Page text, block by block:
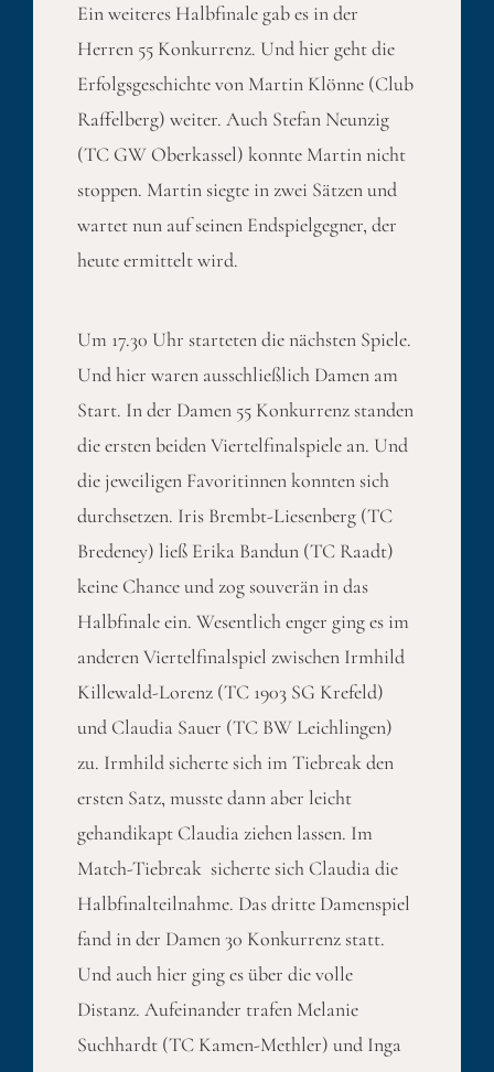
Ein weiteres Halbfinale gab es in der
Herren 55 Konkurrenz. Und hier geht die
Erfolgsgeschichte von Martin Klönne (Club
Raffelberg) weiter. Auch Stefan Neunzig
(TC GW Oberkassel) konnte Martin nicht
stoppen. Martin siegte in zwei Sätzen und
wartet nun auf seinen Endspielgegner, der
heute ermittelt wird.
Um 17.30 Uhr starteten die nächsten Spiele.
Und hier waren ausschließlich Damen am
Start. In der Damen 55 Konkurrenz standen
die ersten beiden Viertelfinalspiele an. Und
die jeweiligen Favoritinnen konnten sich
durchsetzen. Iris Brembt-Liesenberg (TC
Bredeney) ließ Erika Bandun (TC Raadt)
keine Chance und zog souverän in das
Halbfinale ein. Wesentlich enger ging es im
anderen Viertelfinalspiel zwischen Irmhild
Killewald-Lorenz (TC 1903 SG Krefeld)
und Claudia Sauer (TC BW Leichlingen)
zu. Irmhild sicherte sich im Tiebreak den
ersten Satz, musste dann aber leicht
gehandikapt Claudia ziehen lassen. Im
Match-Tiebreak sicherte sich Claudia die
Halbfinalteilnahme. Das dritte Damenspiel
fand in der Damen 30 Konkurrenz statt.
Und auch hier ging es über die volle
Distanz. Aufeinander trafen Melanie
Suchhardt (TC Kamen-Methler) und Inga